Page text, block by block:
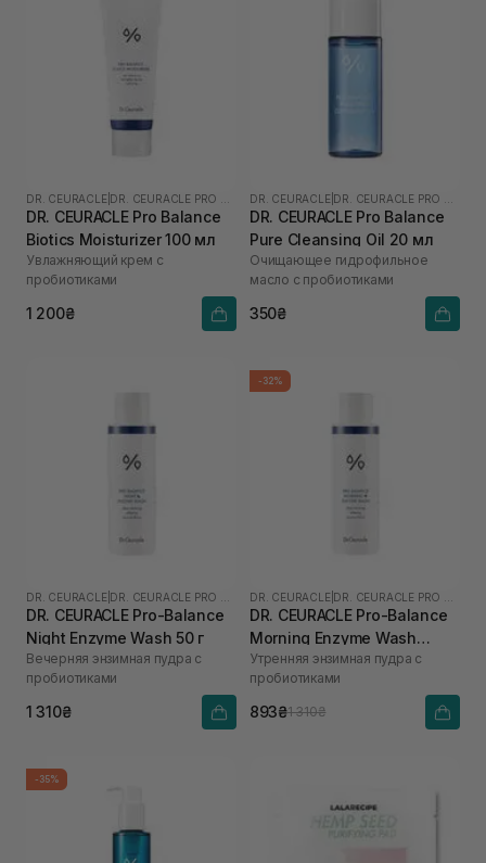
DR. CEURACLE
DR. CEURACLE Pro Balance
Biotics Moisturizer 100 мл
Увлажняющий крем с
пробиотиками
1 200₴
DR. CEURACLE
DR. CEURACLE Pro Balance
Pure Cleansing Oil 20 мл
Очищающее гидрофильное
масло с пробиотиками
350₴
DR. CEURACLE
DR. CEURACLE Pro-Balance
Night Enzyme Wash 50 г
Вечерняя энзимная пудра с
пробиотиками
1 310₴
-32%
DR. CEURACLE
DR. CEURACLE Pro-Balance
Morning Enzyme Wash
(термін до 01.27р.) 50 г
Утренняя энзимная пудра с
пробиотиками
893₴1 310₴
-35%